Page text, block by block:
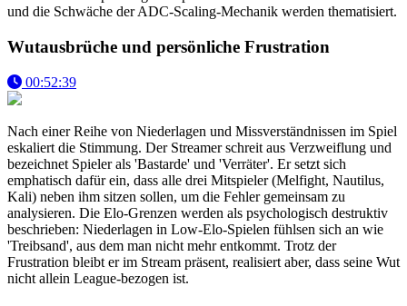
und die Schwäche der ADC-Scaling-Mechanik werden thematisiert.
Wutausbrüche und persönliche Frustration
00:52:39
Nach einer Reihe von Niederlagen und Missverständnissen im Spiel
eskaliert die Stimmung. Der Streamer schreit aus Verzweiflung und
bezeichnet Spieler als 'Bastarde' und 'Verräter'. Er setzt sich
emphatisch dafür ein, dass alle drei Mitspieler (Melfight, Nautilus,
Kali) neben ihm sitzen sollen, um die Fehler gemeinsam zu
analysieren. Die Elo-Grenzen werden als psychologisch destruktiv
beschrieben: Niederlagen in Low-Elo-Spielen fühlsen sich an wie
'Treibsand', aus dem man nicht mehr entkommt. Trotz der
Frustration bleibt er im Stream präsent, realisiert aber, dass seine Wut
nicht allein League-bezogen ist.